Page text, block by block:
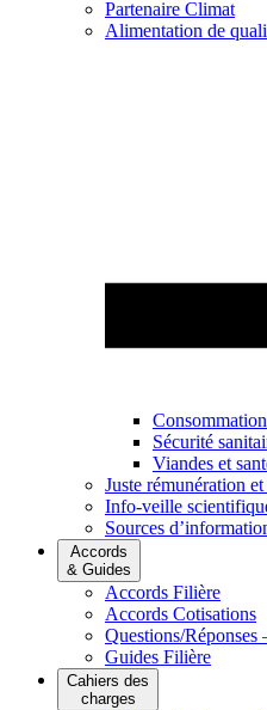
Partenaire Climat
Alimentation de
Consommation
Sécurité
Viandes et
Juste rémunération
Info-veille
Sources
Accords
& Guides
Accords Filière
Accords Cotisations
Questions/Réponses
Guides Filière
Cahiers des
charges